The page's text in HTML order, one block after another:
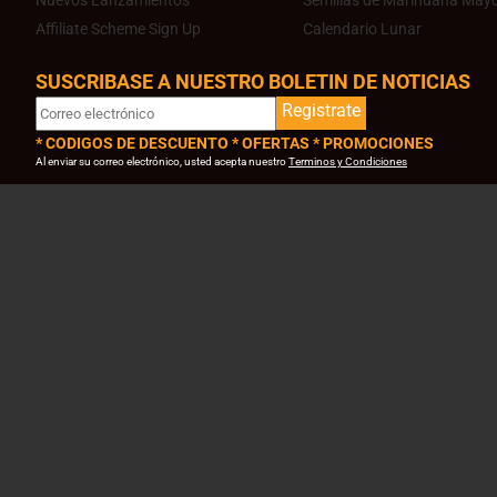
Affiliate Scheme Sign Up
Calendario Lunar
SUSCRIBASE A NUESTRO BOLETIN DE NOTICIAS
Registrate
* CODIGOS DE DESCUENTO * OFERTAS * PROMOCIONES
Al enviar su correo electrónico, usted acepta nuestroTerminos y Condiciones